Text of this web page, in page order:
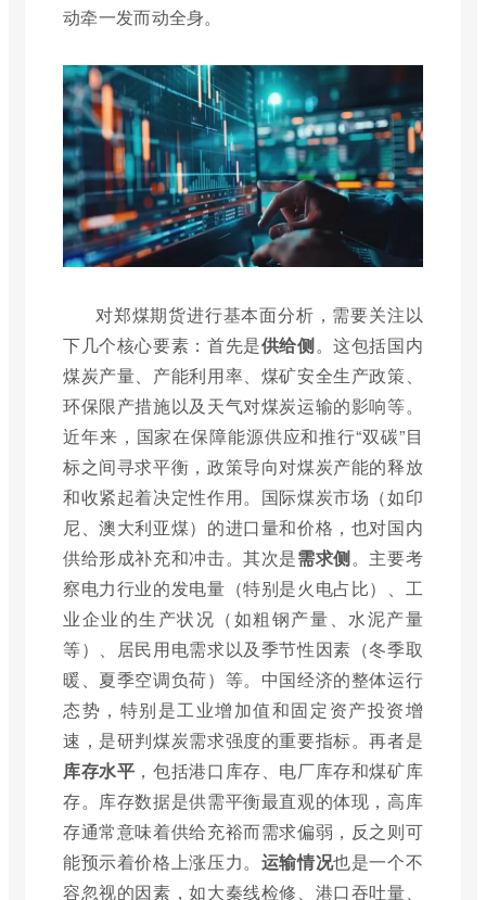
动牵一发而动全身。
对郑煤期货进行基本面分析，需要关注以
下几个核心要素：首先是供给侧。这包括国内
煤炭产量、产能利用率、煤矿安全生产政策、
环保限产措施以及天气对煤炭运输的影响等。
近年来，国家在保障能源供应和推行“双碳”目
标之间寻求平衡，政策导向对煤炭产能的释放
和收紧起着决定性作用。国际煤炭市场（如印
尼、澳大利亚煤）的进口量和价格，也对国内
供给形成补充和冲击。其次是需求侧。主要考
察电力行业的发电量（特别是火电占比）、工
业企业的生产状况（如粗钢产量、水泥产量
等）、居民用电需求以及季节性因素（冬季取
暖、夏季空调负荷）等。中国经济的整体运行
态势，特别是工业增加值和固定资产投资增
速，是研判煤炭需求强度的重要指标。再者是
库存水平 ，包括港口库存、电厂库存和煤矿库
存。库存数据是供需平衡最直观的体现，高库
存通常意味着供给充裕而需求偏弱，反之则可
能预示着价格上涨压力。 运输情况也是一个不
容忽视的因素，如大秦线检修、港口吞吐量、